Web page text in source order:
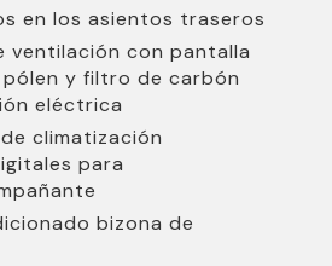
en los asientos traseros
ventilación con pantalla
y filtro de carbón
eléctrica
climatización
para
bizona de